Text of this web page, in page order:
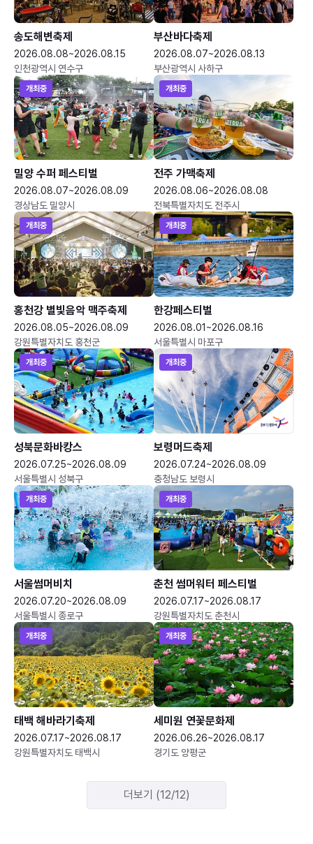
송도해변축제
2026.08.08~2026.08.15
인천광역시 연수구
부산바다축제
2026.08.07~2026.08.13
부산광역시 사하구
개최중
밀양 수퍼 페스티벌
2026.08.07~2026.08.09
경상남도 밀양시
개최중
전주 가맥축제
2026.08.06~2026.08.08
전북특별자치도 전주시
개최중
홍천강 별빛음악 맥주축제
2026.08.05~2026.08.09
강원특별자치도 홍천군
개최중
한강페스티벌
2026.08.01~2026.08.16
서울특별시 마포구
개최중
성북문화바캉스
2026.07.25~2026.08.09
서울특별시 성북구
개최중
보령머드축제
2026.07.24~2026.08.09
충청남도 보령시
개최중
서울썸머비치
2026.07.20~2026.08.09
서울특별시 종로구
개최중
춘천 썸머워터 페스티벌
2026.07.17~2026.08.17
강원특별자치도 춘천시
개최중
태백 해바라기축제
2026.07.17~2026.08.17
강원특별자치도 태백시
개최중
세미원 연꽃문화제
2026.06.26~2026.08.17
경기도 양평군
더보기 (12/12)